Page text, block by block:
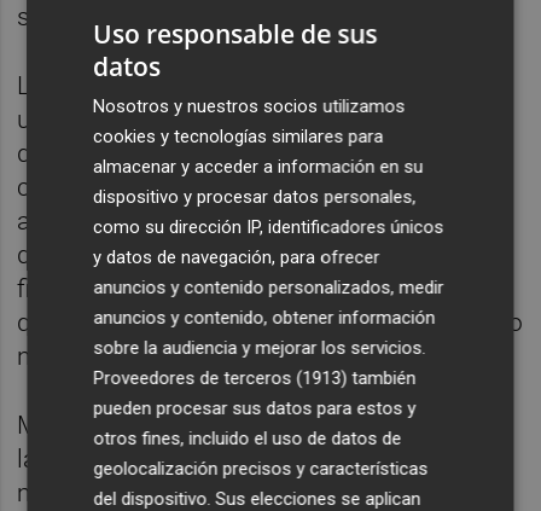
su vida.
La demostración de que
un maestro del toreo es que al final del
documento se ha incluido un último
compromiso para “la materialización de la
asunción parcial por el Estado de la deuda
de Catalunya...”, la famosa quita de la deuda
firmada en otro acuerdo hace 20 meses y
que ahora vuelve a prometer porque Montero
no la ha ejecutado.
Más de 24 horas tardó ERC en salir a
lamentar que el vino estaba aguado,
mientras el PP mantenía las críticas sin
Uso responsable de sus
datos
Nosotros y nuestros socios utilizamos
cookies y tecnologías similares para
almacenar y acceder a información en su
dispositivo y procesar datos personales,
como su dirección IP, identificadores únicos
y datos de navegación, para ofrecer
anuncios y contenido personalizados, medir
anuncios y contenido, obtener información
sobre la audiencia y mejorar los servicios.
Proveedores de terceros (1913) también
pueden procesar sus datos para estos y
otros fines, incluido el uso de datos de
geolocalización precisos y características
del dispositivo. Sus elecciones se aplican